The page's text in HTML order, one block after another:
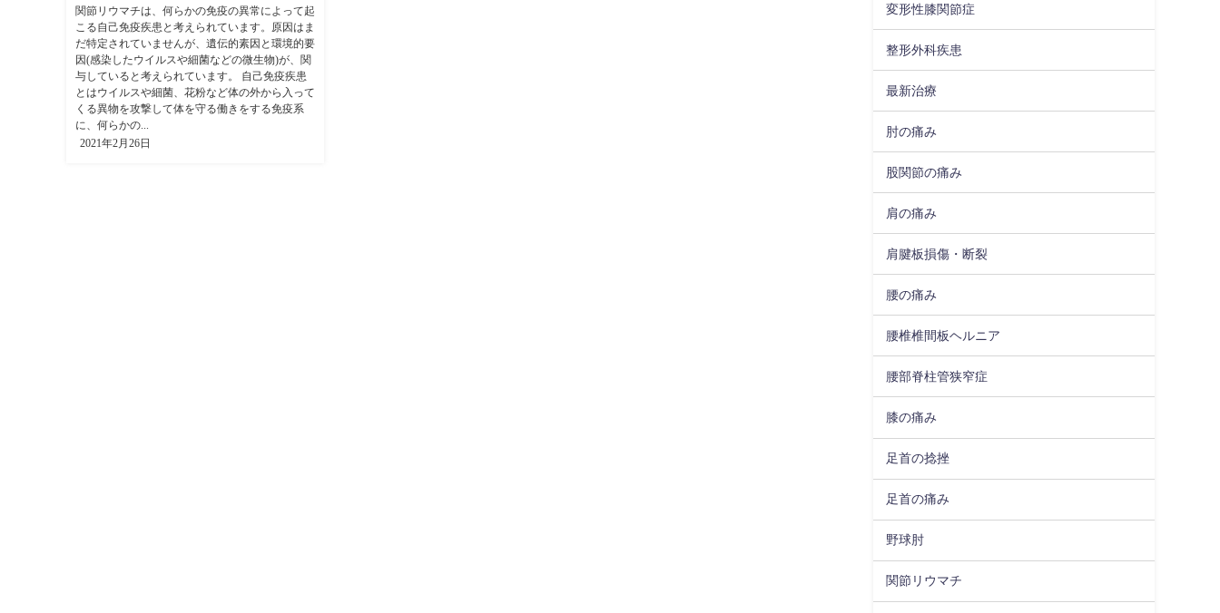
関節リウマチは、何らかの免疫の異常によって起
こる自己免疫疾患と考えられています。原因はま
だ特定されていませんが、遺伝的素因と環境的要
因(感染したウイルスや細菌などの微生物)が、関
与していると考えられています。 自己免疫疾患
とはウイルスや細菌、花粉など体の外から入って
くる異物を攻撃して体を守る働きをする免疫系
に、何らかの...
2021年2月26日
変形性膝関節症
整形外科疾患
最新治療
肘の痛み
股関節の痛み
肩の痛み
肩腱板損傷・断裂
腰の痛み
腰椎椎間板ヘルニア
腰部脊柱管狭窄症
膝の痛み
足首の捻挫
足首の痛み
野球肘
関節リウマチ